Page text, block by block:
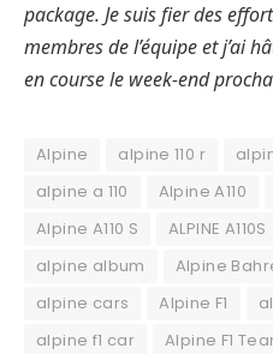
package. Je suis fier des
membres de l’équipe et j’ai
en course le week-end
Alpine alpine 110 r
alpine a 110
Alpine A110
Alpine A110 S
ALPINE A110S
alpine album
Alpine
alpine cars
Alpine F1
alpine f1 car
Alpine F1